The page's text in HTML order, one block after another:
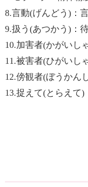
8.言動(げんどう)：
9.扱う(あつかう)：
10.加害者(かがいし
11.被害者(ひがいし
12.傍観者(ぼうかん
13.捉えて(とらえて)